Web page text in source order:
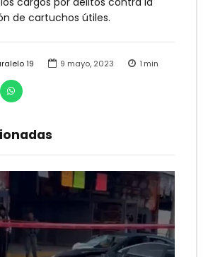
19 9 mayo, 2023 1 min
de cartuchos útiles.